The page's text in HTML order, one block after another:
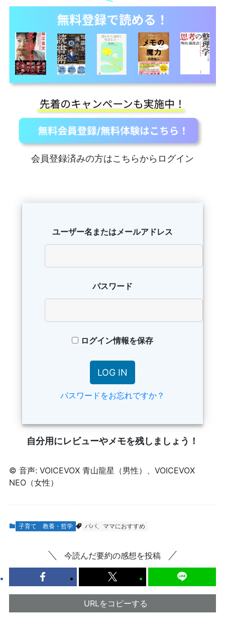
会員登録済みの方はこちらからログイン
ユーザー名またはメールアドレス
パスワード
ログイン情報を保存
パスワードをお忘れですか？
自分用にレビューやメモを残しましょう！
© 音声: VOICEVOX 青山龍星（男性）、VOICEVOX
NEO（女性）
子育て 教養・哲学 パパ、ママにおすすめ
今読んだ要約の感想を投稿
URLをコピーする